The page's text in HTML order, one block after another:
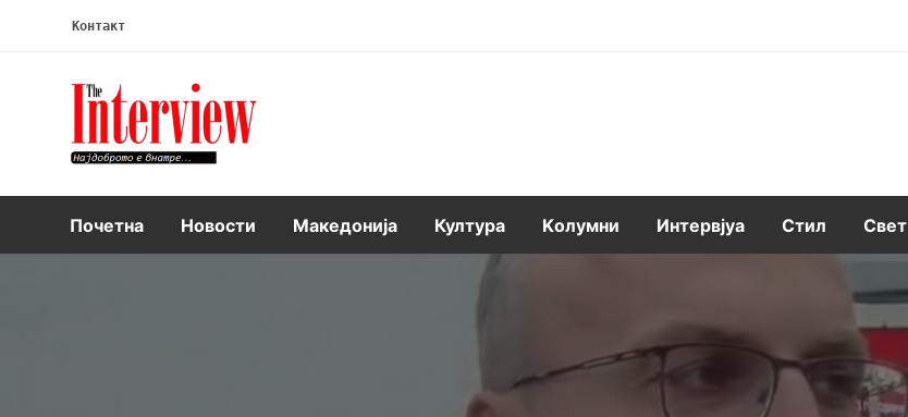
Контакт
Интервју
Почетна Новости Македонија Култура Kолумни Интервјуа Стил Свет